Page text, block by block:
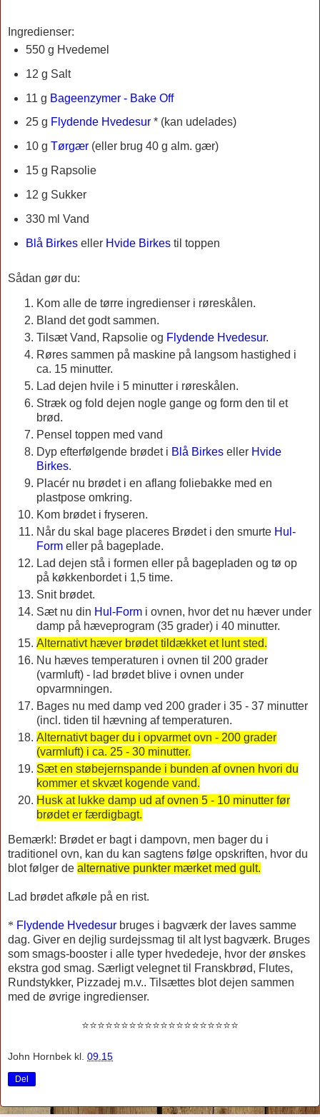
Ingredienser:
550 g Hvedemel
12 g Salt
11 g Bageenzymer - Bake Off
25 g Flydende Hvedesur* (kan udelades)
10 g Tørgær(eller brug 40 g alm. gær)
15 g Rapsolie
12 g Sukker
330 ml Vand
Blå Birkeseller Hvide Birkestil toppen
Sådan gør du:
Kom alle de tørre ingredienser i røreskålen.
Bland det godt sammen.
Tilsæt Vand, Rapsolie og Flydende Hvedesur.
Røres sammen på maskine på langsom hastighed i
ca. 15 minutter.
Lad dejen hvile i 5 minutter i røreskålen.
Stræk og fold dejen nogle gange og form den til et
brød.
Pensel toppen med vand
Dyp efterfølgende brødet i Blå Birkes eller Hvide
Birkes.
Placér nu brødet i en aflang foliebakke med en
plastpose omkring.
Kom brødet i fryseren.
Når du skal bage placeres Brødet i den smurte Hul-
Form eller på bageplade.
Lad dejen stå i formen eller på bagepladen og tø op
på køkkenbordet i 1,5 time.
Snit brødet.
Sæt nu din Hul-Form i ovnen, hvor det nu hæver under
damp på hæveprogram (35 grader) i 40 minutter.
Alternativt hæver brødet tildækket et lunt sted.
Nu hæves temperaturen i ovnen til 200 grader
(varmluft) - lad brødet blive i ovnen under
opvarmningen.
Bages nu med damp ved 200 grader i 35 - 37 minutter
(incl. tiden til hævning af temperaturen.
Alternativt bager du i opvarmet ovn - 200 grader
(varmluft) i ca. 25 - 30 minutter.
Sæt en støbejernspande i bunden af ovnen hvori du
kommer et skvæt kogende vand.
Husk at lukke damp ud af ovnen 5 - 10 minutter før
brødet er færdigbagt.
Bemærk!: Brødet er bagt i dampovn, men bager du i
traditionel ovn, kan du kan sagtens følge opskriften, hvor du
blot følger de alternative punkter mærket med gult.
Lad brødet afkøle på en rist.
* Flydende Hvedesur bruges i bagværk der laves samme
dag. Giver en dejlig surdejssmag til alt lyst bagværk. Bruges
som smags-booster i alle typer hvededeje, hvor der ønskes
ekstra god smag. Særligt velegnet til Franskbrød, Flutes,
Rundstykker, Pizzadej m.v.. Tilsættes blot dejen sammen
med de øvrige ingredienser.
⭐⭐⭐⭐⭐⭐⭐⭐⭐⭐⭐⭐⭐⭐⭐⭐⭐⭐⭐⭐
John Hornbek kl. 09.15
Del